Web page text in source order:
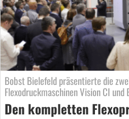
Bobst Bielefeld präsentierte die
Flexodruckmaschinen Vision CI und
Den kompletten